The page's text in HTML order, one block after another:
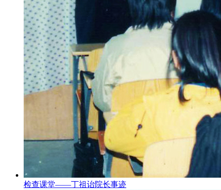
检查课堂——丁祖诒院长事迹